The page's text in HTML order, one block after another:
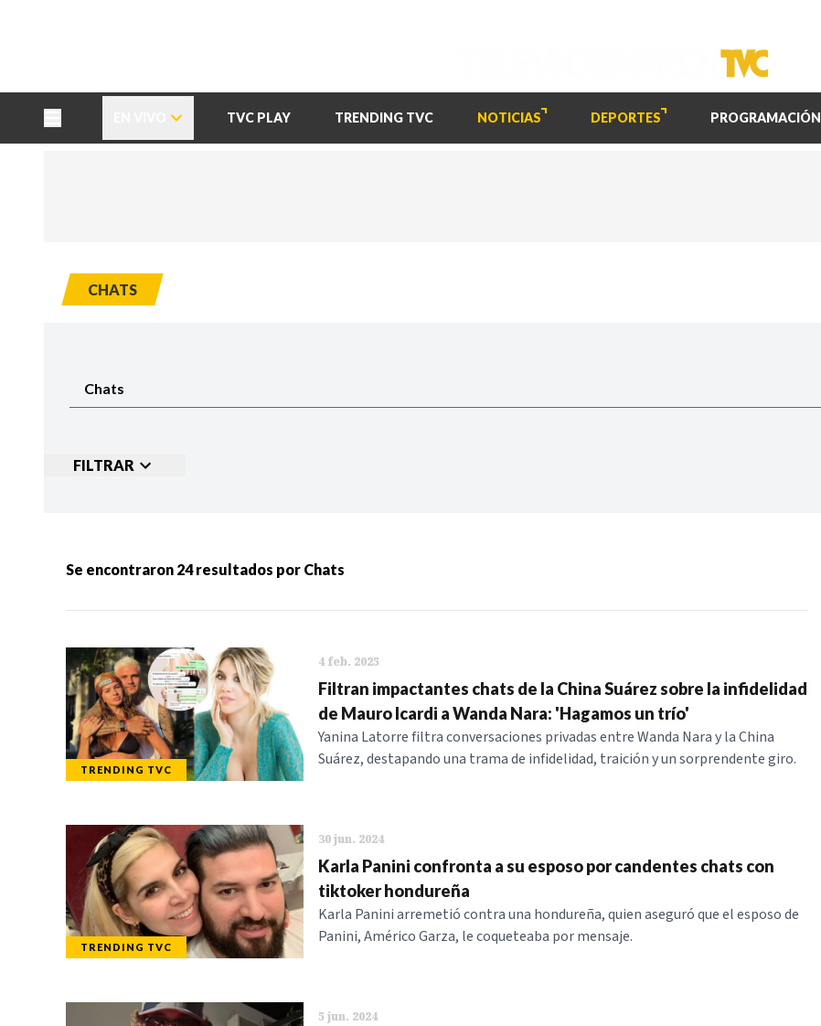
TVC PLAY TRENDING TVC NOTICIAS DEPORTES PROGRAMACIÓN
CHATS
FILTRAR
Categorias: NOTICIAS SERIES
Se encontraron 24 resultados por Chats
TRENDING TVC
4 feb. 2025
Filtran impactantes chats de la China Suárez sobre la infidelidad
de Mauro Icardi a Wanda Nara: 'Hagamos un trío'
Yanina Latorre filtra conversaciones privadas entre Wanda Nara y la China
Suárez, destapando una trama de infidelidad, traición y un sorprendente giro.
TRENDING TVC
30 jun. 2024
Karla Panini confronta a su esposo por candentes chats con
tiktoker hondureña
Karla Panini arremetió contra una hondureña, quien aseguró que el esposo de
Panini, Américo Garza, le coqueteaba por mensaje.
5 jun. 2024